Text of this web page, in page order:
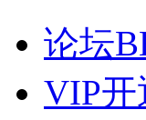
论坛
VIP开